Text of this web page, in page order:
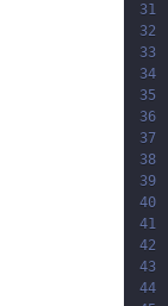
31
32
33
34
35
36
37
38
39
40
41
42
43
44